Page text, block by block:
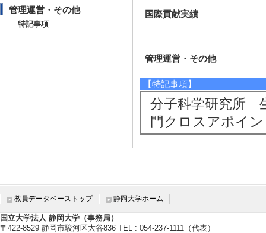
管理運営・その他
特記事項
国際貢献実績
管理運営・その他
【特記事項】
分子科学研究所
門クロスアポイ
教員データベーストップ 静岡大学ホーム
国立大学法人 静岡大学（事務局）
〒422-8529 静岡市駿河区大谷836 TEL : 054-237-1111（代表）